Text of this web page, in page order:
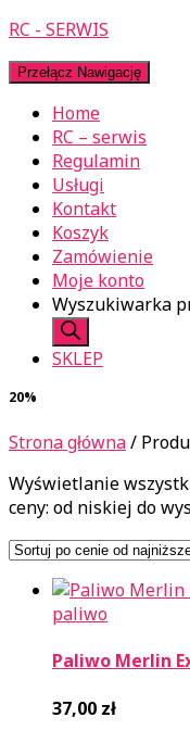
RC - SERWIS
Przełącz Nawigację
Home
RC – serwis
Regulamin
Usługi
Kontakt
Koszyk
Zamówienie
Moje konto
Wyszukiwarka
SKLEP
20%
Strona główna/
Wyświetlanie
ceny: od niskiej do
paliwo
Paliwo Merlin
37,00 zł